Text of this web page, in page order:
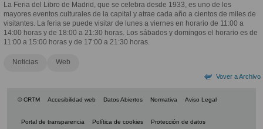
La Feria del Libro de Madrid, que se celebra desde 1933, es uno de los
mayores eventos culturales de la capital y atrae cada año a cientos de miles de
visitantes. La feria se puede visitar de lunes a viernes en horario de 11:00 a
14:00 horas y de 18:00 a 21:30 horas. Los sábados y domingos el horario es de
11:00 a 15:00 horas y de 17:00 a 21:30 horas.
Noticias Web
Vover a Archivo
© CRTM Accesibilidad web Datos Abiertos Normativa Aviso Legal
Portal de transparencia Política de cookies Protección de datos